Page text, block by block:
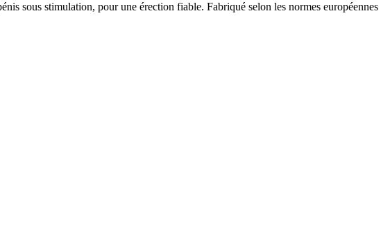
sous stimulation, pour une érection fiable. Fabriqué selon les normes européennes